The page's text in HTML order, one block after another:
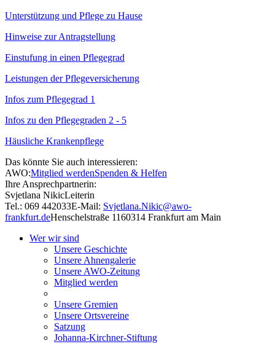
Unterstützung und Pflege zu Hause
Hinweise zur Antragstellung
Einstufung in einen Pflegegrad
Leistungen der Pflegeversicherung
Infos zum Pflegegrad 1
Infos zu den Pflegegraden 2 - 5
Häusliche Krankenpflege
Das könnte Sie auch interessieren:
AWO:Mitglied werdenSpenden & Helfen
Ihre Ansprechpartnerin:
Svjetlana NikicLeiterin
Tel.: 069 442033E-Mail: Svjetlana.Nikic@awo-
frankfurt.deHenschelstraße 1160314 Frankfurt am Main
Wer wir sind
Unsere Geschichte
Unsere Ahnengalerie
Unsere AWO-Zeitung
Mitglied werden
Unsere Gremien
Unsere Ortsvereine
Satzung
Johanna-Kirchner-Stiftung